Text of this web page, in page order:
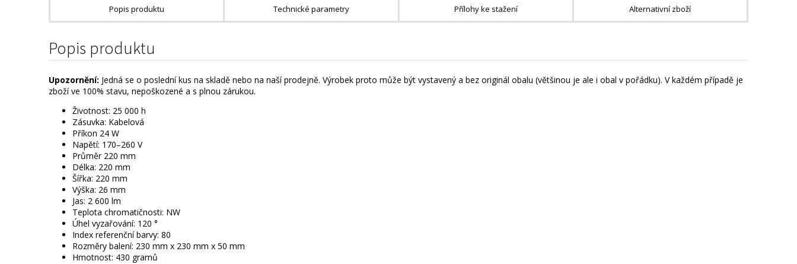
Popis produktu Technické parametry Přílohy ke stažení Alternativní zboží
Popis produktu
Upozornění: Jedná se o poslední kus na skladě nebo na naší prodejně. Výrobek proto může být vystavený a bez originál obalu (většinou je ale i obal v pořádku). V každém případě je
zboží ve 100% stavu, nepoškozené a s plnou zárukou.
Životnost: 25 000 h
Zásuvka: Kabelová
Příkon 24 W
Napětí: 170–260 V
Průměr 220 mm
Délka: 220 mm
Šířka: 220 mm
Výška: 26 mm
Jas: 2 600 lm
Teplota chromatičnosti: NW
Úhel vyzařování: 120 °
Index referenční barvy: 80
Rozměry balení: 230 mm x 230 mm x 50 mm
Hmotnost: 430 gramů